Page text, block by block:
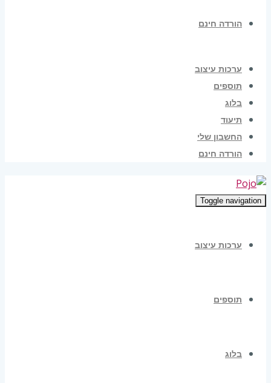
הורדה חינם
ערכות עיצוב
תוספים
בלוג
תיעוד
החשבון שלי
הורדה חינם
Toggle navigation
ערכות עיצוב
תוספים
בלוג